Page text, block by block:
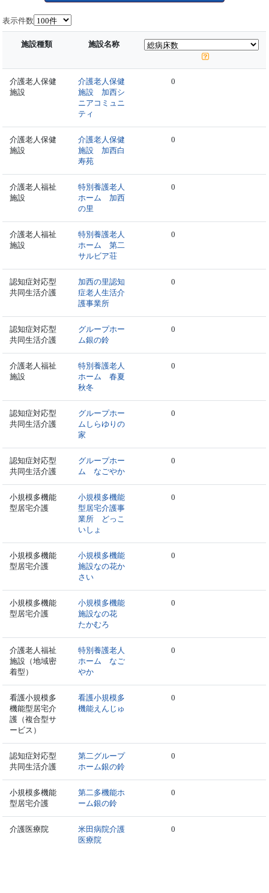
表示件数
施設種類 施設名称
介護老人保健
施設
介護老人保健
施設 加西シ
ニアコミュニ
ティ
0
介護老人保健
施設
介護老人保健
施設 加西白
寿苑
0
介護老人福祉
施設
特別養護老人
ホーム 加西
の里
0
介護老人福祉
施設
特別養護老人
ホーム 第二
サルビア荘
0
認知症対応型
共同生活介護
加西の里認知
症老人生活介
護事業所
0
認知症対応型
共同生活介護
グループホー
ム銀の鈴
0
介護老人福祉
施設
特別養護老人
ホーム 春夏
秋冬
0
認知症対応型
共同生活介護
グループホー
ムしらゆりの
家
0
認知症対応型
共同生活介護
グループホー
ム なごやか
0
小規模多機能
型居宅介護
小規模多機能
型居宅介護事
業所 どっこ
いしょ
0
小規模多機能
型居宅介護
小規模多機能
施設なの花か
さい
0
小規模多機能
型居宅介護
小規模多機能
施設なの花
たかむろ
0
介護老人福祉
施設（地域密
着型）
特別養護老人
ホーム なご
やか
0
看護小規模多
機能型居宅介
護（複合型サ
ービス）
看護小規模多
機能えんじゅ
0
認知症対応型
共同生活介護
第二グループ
ホーム銀の鈴
0
小規模多機能
型居宅介護
第二多機能ホ
ーム銀の鈴
0
介護医療院
米田病院介護
医療院
0